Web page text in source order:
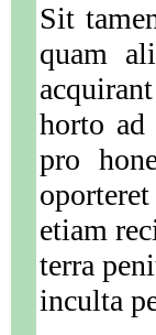
Sit
quam
horto ad
pro
etiam
terra
inculta